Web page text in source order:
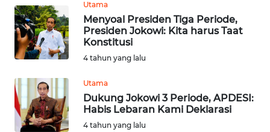
Utama
Menyoal Presiden Tiga Periode,
Presiden Jokowi: Kita harus Taat
Konstitusi
4 tahun yang lalu
Utama
Dukung Jokowi 3 Periode, APDESI:
Habis Lebaran Kami Deklarasi
4 tahun yang lalu
WN
GORONTALO
SULUT
WN